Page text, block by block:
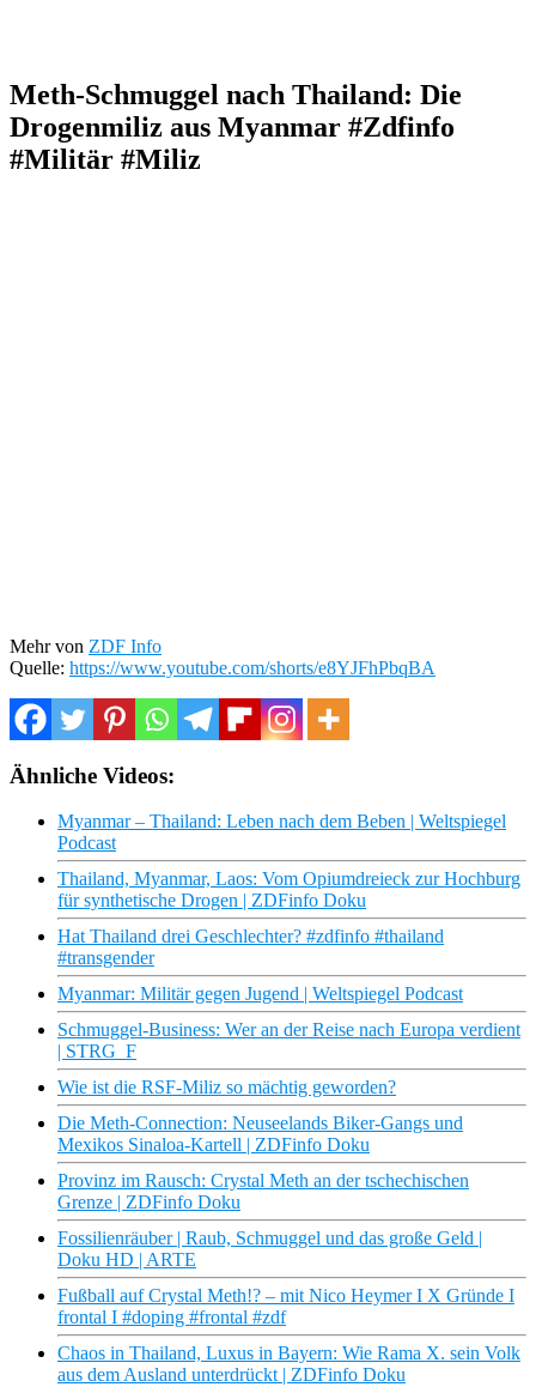
Meth-Schmuggel nach Thailand: Die
Drogenmiliz aus Myanmar #Zdfinfo
#Militär #Miliz
Mehr von ZDF Info
Quelle: https://www.youtube.com/shorts/e8YJFhPbqBA
Ähnliche Videos:
Myanmar – Thailand: Leben nach dem Beben | Weltspiegel
Podcast
Thailand, Myanmar, Laos: Vom Opiumdreieck zur Hochburg
für synthetische Drogen | ZDFinfo Doku
Hat Thailand drei Geschlechter? #zdfinfo #thailand
#transgender
Myanmar: Militär gegen Jugend | Weltspiegel Podcast
Schmuggel-Business: Wer an der Reise nach Europa verdient
| STRG_F
Wie ist die RSF-Miliz so mächtig geworden?
Die Meth-Connection: Neuseelands Biker-Gangs und
Mexikos Sinaloa-Kartell | ZDFinfo Doku
Provinz im Rausch: Crystal Meth an der tschechischen
Grenze | ZDFinfo Doku
Fossilienräuber | Raub, Schmuggel und das große Geld |
Doku HD | ARTE
Fußball auf Crystal Meth!? – mit Nico Heymer I X Gründe I
frontal I #doping #frontal #zdf
Chaos in Thailand, Luxus in Bayern: Wie Rama X. sein Volk
aus dem Ausland unterdrückt | ZDFinfo Doku